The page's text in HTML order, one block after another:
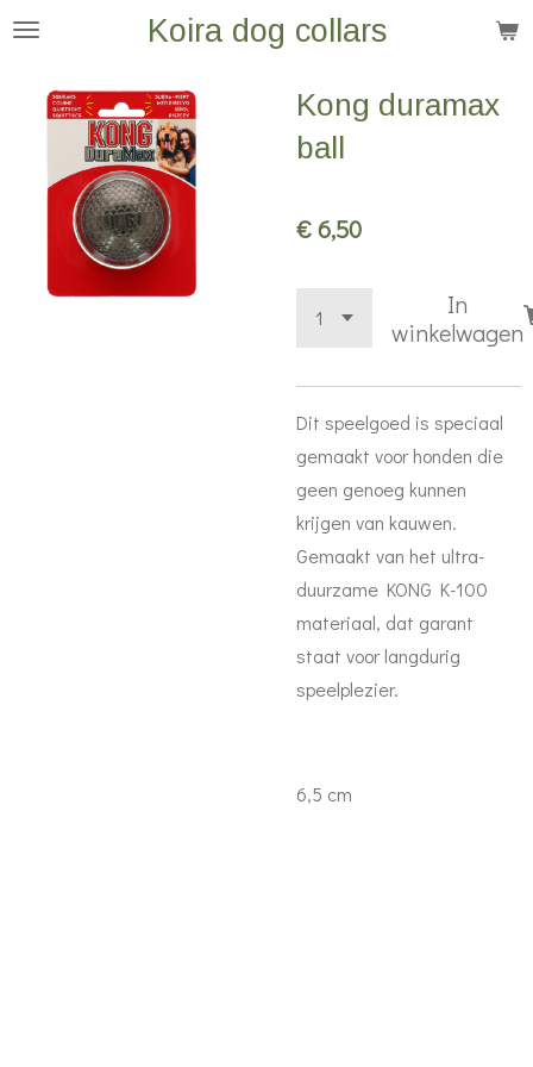
Ga
naar
hoofdinhoud
Koira dog collars
Kong duramax
ball
€ 6,50
In
winkelwagen
Dit speelgoed is speciaal
gemaakt voor honden die
geen genoeg kunnen
krijgen van kauwen.
Gemaakt van het ultra-
duurzame KONG K-100
materiaal, dat garant
staat voor langdurig
speelplezier.
6,5 cm